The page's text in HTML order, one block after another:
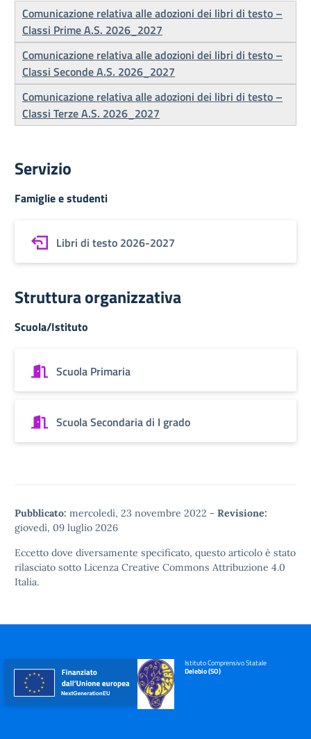
Comunicazione relativa alle adozioni dei libri di testo –
Classi Prime A.S. 2026_2027
Comunicazione relativa alle adozioni dei libri di testo –
Classi Seconde A.S. 2026_2027
Comunicazione relativa alle adozioni dei libri di testo –
Classi Terze A.S. 2026_2027
Servizio
Famiglie e studenti
Libri di testo 2026-2027
Struttura organizzativa
Scuola/Istituto
Scuola Primaria
Scuola Secondaria di I grado
Pubblicato: mercoledì, 23 novembre 2022 - Revisione:
giovedì, 09 luglio 2026
Eccetto dove diversamente specificato, questo articolo è stato
rilasciato sotto Licenza Creative Commons Attribuzione 4.0
Italia.
Istituto Comprensivo Statale
Delebio (SO)